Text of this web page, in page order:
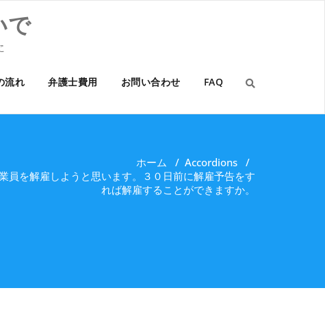
流れ 弁護士費用 お問い合わせ FAQ
ホーム / Accordions /
員を解雇しようと思います。３０日前に解雇予告をす
れば解雇することができますか。